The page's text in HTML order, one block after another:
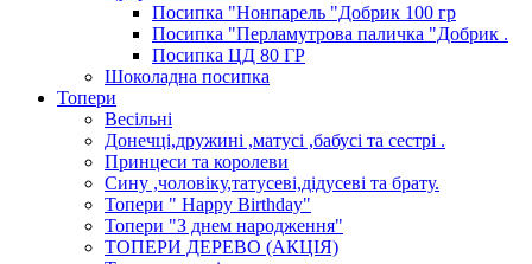
Посипка "Нонпарель "Добрик 100 гр
Посипка "Перламутрова паличка "Добрик .
Посипка ЦД 80 ГР
Шоколадна посипка
Топери
Весільні
Донечці,дружині ,матусі ,бабусі та сестрі .
Принцеси та королеви
Сину ,чоловіку,татусеві,дідусеві та брату.
Топери " Happy Birthday"
Топери "З днем народження"
ТОПЕРИ ДЕРЕВО (АКЦІЯ)